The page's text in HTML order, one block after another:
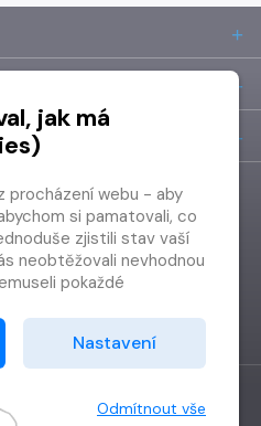
jak má
procházení webu - aby
si pamatovali, co
zjistili stav vaší
neobtěžovali nevhodnou
pokaždé
souhlas se
a pomůžete nám tak
Nastavení
Odmítnout vše